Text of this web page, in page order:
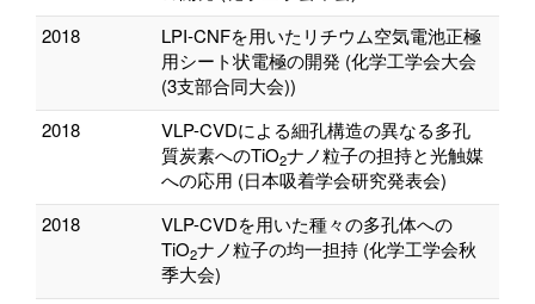
2018
LPI-CNFを用いたリチウム空気電池正極
用シート状電極の開発 (化学工学会大会
(3支部合同大会))
2018
VLP-CVDによる細孔構造の異なる多孔
質炭素へのTiO2ナノ粒子の担持と光触媒
への応用 (日本吸着学会研究発表会)
2018
VLP-CVDを用いた種々の多孔体への
TiO2ナノ粒子の均一担持 (化学工学会秋
季大会)